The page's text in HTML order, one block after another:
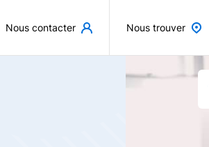
Nous contacter Nous trouver